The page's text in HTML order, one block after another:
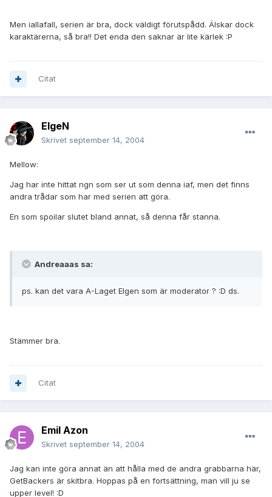
Men iallafall, serien är bra, dock väldigt förutspådd. Älskar dock
karaktärerna, så bra!! Det enda den saknar är lite kärlek :P
Citat
ElgeN
Skrivet september 14, 2004
Mellow:
Jag har inte hittat ngn som ser ut som denna iaf, men det finns
andra trådar som har med serien att göra.
En som spoilar slutet bland annat, så denna får stanna.
Andreaaas sa:
ps. kan det vara A-Laget Elgen som är moderator ? :D ds.
Stämmer bra.
Citat
Emil Azon
Skrivet september 14, 2004
Jag kan inte göra annat än att hålla med de andra grabbarna här,
GetBackers är skitbra. Hoppas på en fortsättning, man vill ju se
upper level! :D